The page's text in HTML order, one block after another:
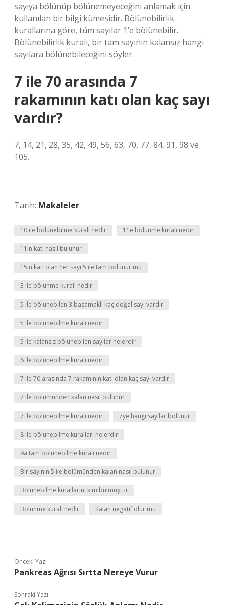
sayıya bölünüp bölünemeyeceğini anlamak için
kullanılan bir bilgi kümesidir. Bölünebilirlik
kurallarına göre, tüm sayılar 1’e bölünebilir.
Bölünebilirlik kuralı, bir tam sayının kalansız hangi
sayılara bölünebileceğini söyler.
7 ile 70 arasında 7
rakamının katı olan kaç sayı
vardır?
7, 14, 21, 28, 35, 42, 49, 56, 63, 70, 77, 84, 91, 98 ve
105.
Tarih: Makaleler
10 ile bölünebilme kuralı nedir 11e bölünme kuralı nedir
11in katı nasıl bulunur
15in katı olan her sayı 5 ile tam bölünür mü
3 ile bölünme kuralı nedir
5 ile bölünebilen 3 basamaklı kaç doğal sayı vardır
5 ile bölünebilme kuralı nedir
5 ile kalansız bölünebilen sayılar nelerdir
6 ile bölünebilme kuralı nedir
7 ile 70 arasında 7 rakamının katı olan kaç sayı vardır
7 ile bölümünden kalan nasıl bulunur
7 ile bölünebilme kuralı nedir 7ye hangi sayılar bölünür
8 ile bölünebilme kuralları nelerdir
9a tam bölünebilme kuralı nedir
Bir sayının 5 ile bölümünden kalan nasıl bulunur
Bölünebilme kurallarını kim bulmuştur
Bölünme kuralı nedir Kalan negatif olur mu
Önceki Yazı
Pankreas Ağrısı Sırtta Nereye Vurur
Sonraki Yazı